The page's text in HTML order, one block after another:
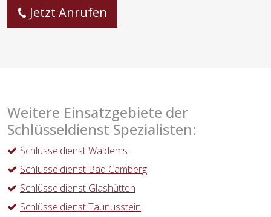
Jetzt Anrufen
Weitere Einsatzgebiete der
Schlüsseldienst Spezialisten:
Schlüsseldienst Waldems
Schlüsseldienst Bad Camberg
Schlüsseldienst Glashütten
Schlüsseldienst Taunusstein